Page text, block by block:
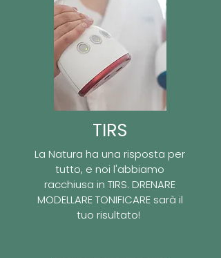
TIRS
La Natura ha una risposta per
tutto, e noi l'abbiamo
racchiusa in TIRS. DRENARE
MODELLARE TONIFICARE sarà il
tuo risultato!